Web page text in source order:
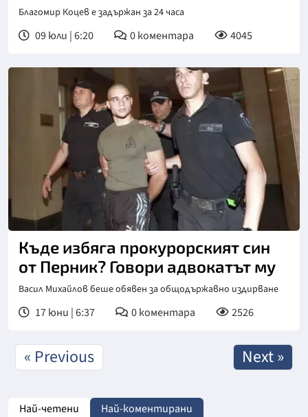
Благомир Коцев е задържан за 24 часа
09 юли | 6:20 0коментара 4045
Къде избяга прокурорският син
от Перник? Говори адвокатът му
Васил Михайлов беше обявен за общодържавно издирване
17 юни | 6:37 0коментара 2526
« Previous Next »
Най-четени Най-коментирани